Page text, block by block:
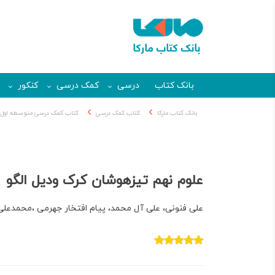
بانک کتاب درسی کمک درسی کنکور
بانک کتاب مارکا کتاب کمک درسی کتاب کمک درسی متوسطه اول
علوم نهم تیزهوشان کرک ودیل الگو
علی فنونی، علی آل محمد، پیام افتخار جهرمی